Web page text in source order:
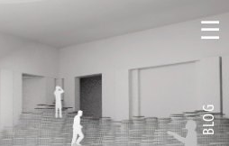
☰
BLOG